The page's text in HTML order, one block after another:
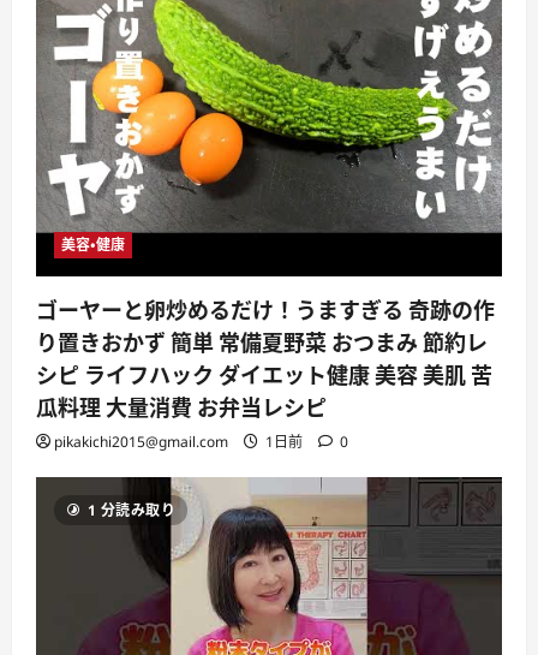
美容・健康
ゴーヤーと卵炒めるだけ！うますぎる 奇跡の作
り置きおかず 簡単 常備夏野菜 おつまみ 節約レ
シピ ライフハック ダイエット健康 美容 美肌 苦
瓜料理 大量消費 お弁当レシピ
pikakichi2015@gmail.com 1日前 0
1 分読み取り